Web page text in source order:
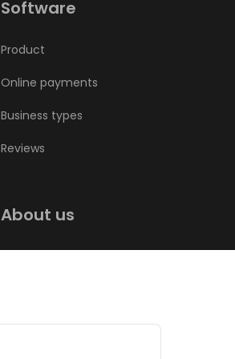
Software
Product
Online payments
Business types
Reviews
About us